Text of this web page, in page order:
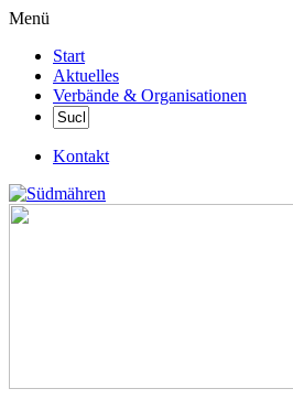
Menü
Start
Aktuelles
Verbände & Organisationen
Kontakt